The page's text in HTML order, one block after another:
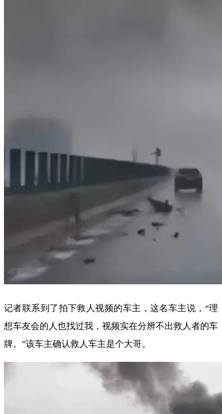
记者联系到了拍下救人视频的车主，这名车主说，“理
想车友会的人也找过我，视频实在分辨不出救人者的车
牌。”该车主确认救人车主是个大哥。